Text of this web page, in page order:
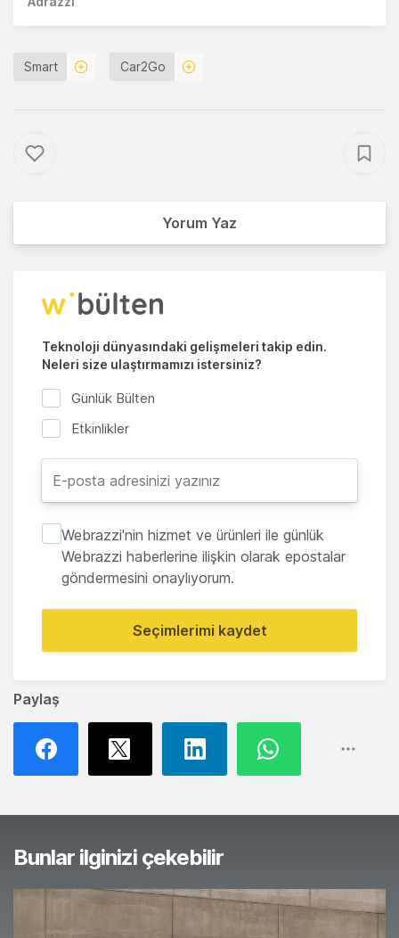
Paylaş
Smart Car2Go
Yorum Yaz
Teknoloji dünyasındaki gelişmeleri takip edin.
Neleri size ulaştırmamızı istersiniz?
Günlük Bülten
Etkinlikler
Webrazzi'nin hizmet ve ürünleri ile günlük
Webrazzi haberlerine ilişkin olarak epostalar
göndermesini onaylıyorum.
Seçimlerimi kaydet
Bunlar ilginizi çekebilir